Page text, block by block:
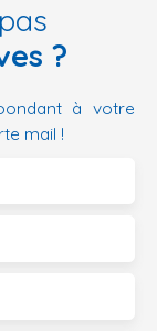
?
à votre
mail !